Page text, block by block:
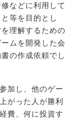
などに利用して
等を目的とし
理解するための
ムを開発した会
の作成依頼でし
加し、他のゲー
がった人が勝利
費、何に投資す